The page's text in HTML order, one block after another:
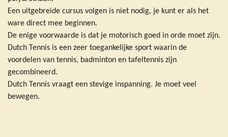
Een uitgebreide cursus volgen is niet nodig, je kunt er als het
ware direct mee beginnen.
De enige voorwaarde is dat je motorisch goed in orde moet zijn.
Dutch Tennis is een zeer toegankelijke sport waarin de
voordelen van tennis, badminton en tafeltennis zijn
gecombineerd.
Dutch Tennis vraagt een stevige inspanning. Je moet veel
bewegen.